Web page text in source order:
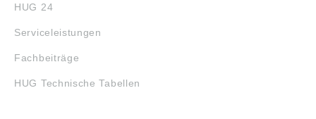
HUG 24
Serviceleistungen
Fachbeiträge
HUG Technische Tabellen